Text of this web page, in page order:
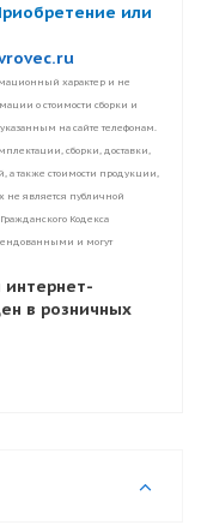
или
характер и не
о стоимости сборки и
на сайте телефонам.
сборки, доставки,
а также стоимости продукции,
не является публичной
Кодекса
и могут
интернет-
в розничных